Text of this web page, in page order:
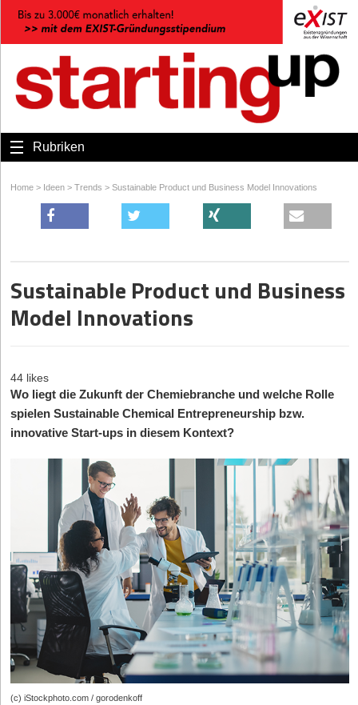
Rubriken
Home > Ideen > Trends > Sustainable Product und Business Model Innovations
Sustainable Product und Business
Model Innovations
44 likes
Wo liegt die Zukunft der Chemiebranche und welche Rolle
spielen Sustainable Chemical Entrepreneurship bzw.
innovative Start-ups in diesem Kontext?
(c) iStockphoto.com / gorodenkoff